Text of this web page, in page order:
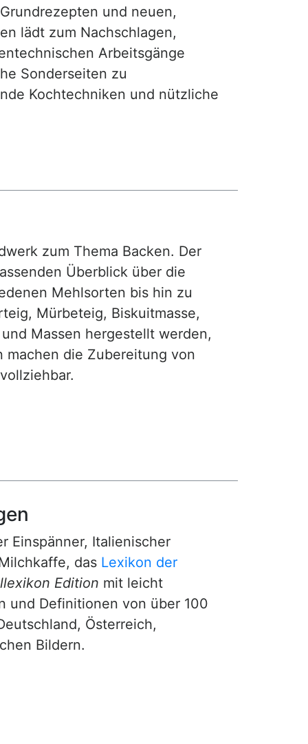
und neuen,
lädt zum Nachschlagen,
Arbeitsgänge
Sonderseiten zu
Kochtechniken und nützliche
zum Thema Backen. Der
Überblick über die
Mehlsorten bis hin zu
Mürbeteig, Biskuitmasse,
Massen hergestellt werden,
die Zubereitung von
Einspänner, Italienischer
das Lexikon der
Edition mit leicht
und Definitionen von über 100
Österreich,
Bildern.